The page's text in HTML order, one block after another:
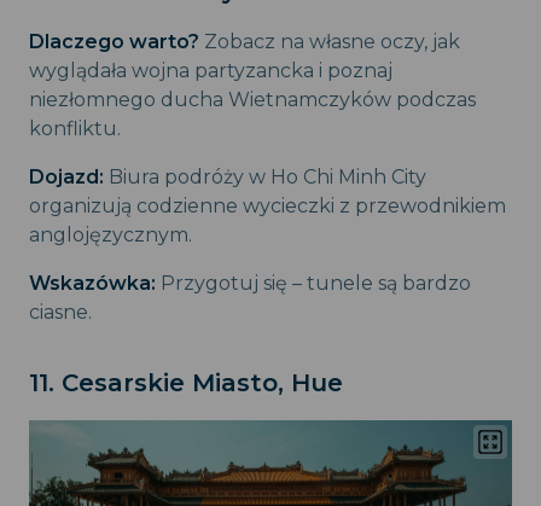
Dlaczego warto? Zobacz na własne oczy, jak
wyglądała wojna partyzancka i poznaj
niezłomnego ducha Wietnamczyków podczas
konfliktu.
Dojazd: Biura podróży w Ho Chi Minh City
organizują codzienne wycieczki z przewodnikiem
anglojęzycznym.
Wskazówka: Przygotuj się – tunele są bardzo
ciasne.
11. Cesarskie Miasto, Hue